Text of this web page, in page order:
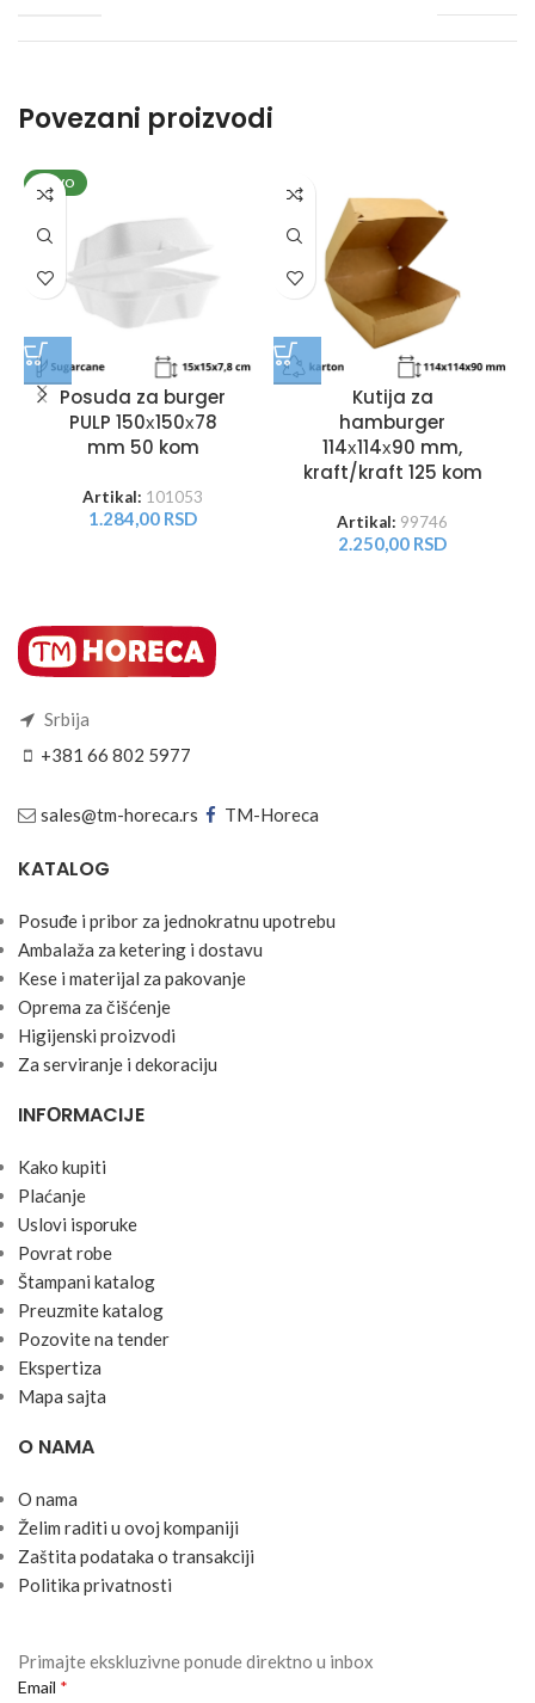
Povezani proizvodi
NOVO
Posuda za burger
PULP 150х150х78
mm 50 kom
Artikal: 101053
1.284,00 RSD
Kutija za
hamburger
114х114х90 mm,
kraft/kraft 125 kom
Artikal: 99746
2.250,00 RSD
Srbija
+381 66 802 5977
sales@tm-horeca.rs TM-Horeca
KATALOG
Posuđe i pribor za jednokratnu upotrebu
Ambalaža za ketering i dostavu
Kese i materijal za pakovanje
Oprema za čišćenje
Higijenski proizvodi
Za serviranje i dekoraciju
INFОRMACIJE
Kako kupiti
Plaćanje
Uslоvi ispоruke
Pоvrat rоbe
Štampani katalog
Preuzmite katalog
Pozovite na tender
Ekspertiza
Mapa sajta
O NAMA
O nama
Želim raditi u ovoj kompaniji
Zaštita podataka o transakciji
Politika privatnosti
Primajte ekskluzivne ponude direktno u inbox
Email